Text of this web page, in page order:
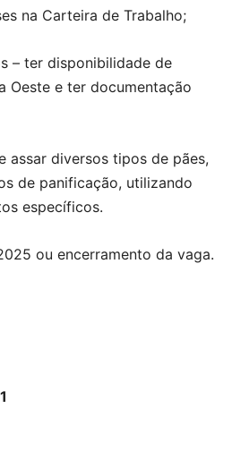
na Carteira de Trabalho;
– ter disponibilidade de
Oeste e ter documentação
assar diversos tipos de pães,
de panificação, utilizando
específicos.
ou encerramento da vaga.